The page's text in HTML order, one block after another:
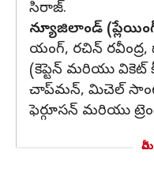
సిరాజ్.
న్యూజిలాండ్
యంగ్, రచిన్
(కెప్టెన్ మరియు వికెట్
చాప్‌మన్, మిచెల్
ఫెర్గూసన్ మరియు